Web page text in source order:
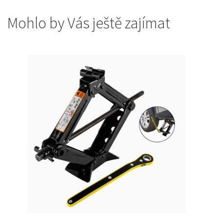
Mohlo by Vás ještě zajímat